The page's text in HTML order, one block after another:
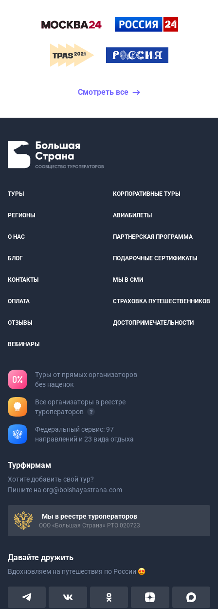
Смотреть все
ТУРЫ КОРПОРАТИВНЫЕ ТУРЫ
РЕГИОНЫ АВИАБИЛЕТЫ
О НАС ПАРТНЕРСКАЯ ПРОГРАММА
БЛОГ ПОДАРОЧНЫЕ СЕРТИФИКАТЫ
КОНТАКТЫ МЫ В СМИ
ОПЛАТА СТРАХОВКА ПУТЕШЕСТВЕННИКОВ
ОТЗЫВЫ ДОСТОПРИМЕЧАТЕЛЬНОСТИ
ВЕБИНАРЫ
Туры от прямых организаторов
без наценок
Все организаторы в реестре
туроператоров
Федеральный сервис: 97
направлений и 23 вида отдыха
Турфирмам
Хотите добавить свой тур?
Пишите на org@bolshayastrana.com
Мы в реестре туроператоров
ООО «Большая Страна» РТО 020723
Давайте дружить
Вдохновляем на путешествия по России